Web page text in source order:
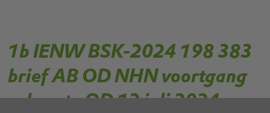
1b IENW BSK-2024 198 383
brief AB OD NHN voortgang
robuuste OD 12 juli 2024